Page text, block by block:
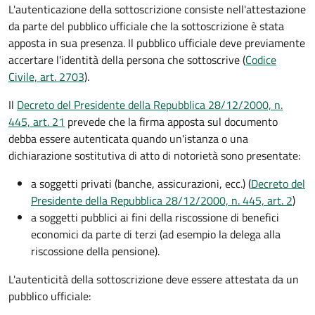
L'autenticazione della sottoscrizione consiste nell'attestazione
da parte del pubblico ufficiale che la sottoscrizione è stata
apposta in sua presenza. Il pubblico ufficiale deve previamente
accertare l'identità della persona che sottoscrive (Codice
Civile, art. 2703).
Il Decreto del Presidente della Repubblica 28/12/2000, n.
445, art. 21 prevede che la firma apposta sul documento
debba essere autenticata quando un'istanza o una
dichiarazione sostitutiva di atto di notorietà sono presentate:
a soggetti privati​​​​​ (banche, assicurazioni, ecc.) (Decreto del
Presidente della Repubblica 28/12/2000, n. 445, art. 2)
a soggetti pubblici ai fini della riscossione di benefici
economici da parte di terzi (ad esempio la delega alla
riscossione della pensione).
L'autenticità della sottoscrizione deve essere attestata da un
pubblico ufficiale: